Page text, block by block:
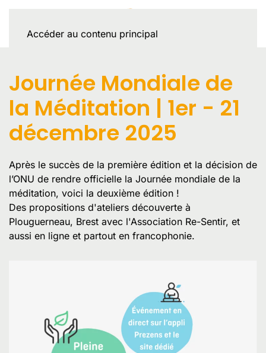
Accéder au contenu principal
Journée Mondiale de
la Méditation | 1er - 21
décembre 2025
Après le succès de la première édition et la décision de
l’ONU de rendre officielle la Journée mondiale de la
méditation, voici la deuxième édition !
Des propositions d'ateliers découverte à
Plouguerneau, Brest avec l'Association Re-Sentir, et
aussi en ligne et partout en francophonie.